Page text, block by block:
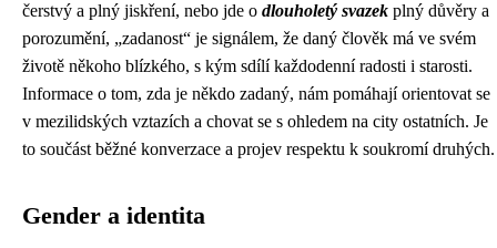
čerstvý a plný jiskření, nebo jde o dlouholetý svazek plný důvěry a
porozumění, „zadanost“ je signálem, že daný člověk má ve svém
životě někoho blízkého, s kým sdílí každodenní radosti i starosti.
Informace o tom, zda je někdo zadaný, nám pomáhají orientovat se
v mezilidských vztazích a chovat se s ohledem na city ostatních. Je
to součást běžné konverzace a projev respektu k soukromí druhých.
Gender a identita